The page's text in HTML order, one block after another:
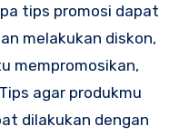
tips promosi dapat
melakukan diskon,
mempromosikan,
agar produkmu
dilakukan dengan